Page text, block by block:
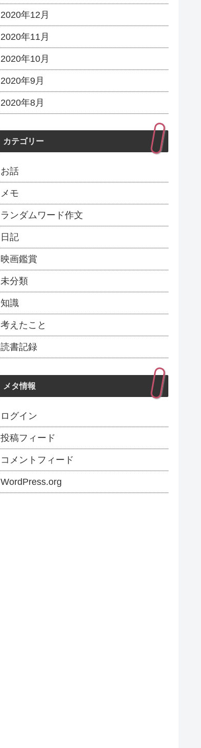
2020年12月
2020年11月
2020年10月
2020年9月
2020年8月
カテゴリー
お話
メモ
ランダムワード作文
日記
映画鑑賞
未分類
知識
考えたこと
読書記録
メタ情報
ログイン
投稿フィード
コメントフィード
WordPress.org